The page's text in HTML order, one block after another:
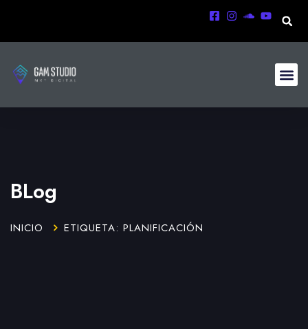
BLog
INICIO ETIQUETA: PLANIFICACIÓN